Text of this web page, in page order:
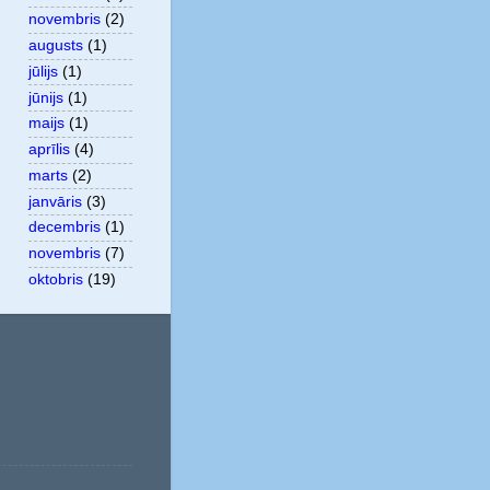
novembris (2)
augusts (1)
jūlijs (1)
jūnijs (1)
maijs (1)
aprīlis (4)
marts (2)
janvāris (3)
decembris (1)
novembris (7)
oktobris (19)